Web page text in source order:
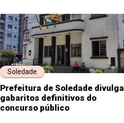
Soledade
Prefeitura de Soledade divulga
gabaritos definitivos do
concurso público